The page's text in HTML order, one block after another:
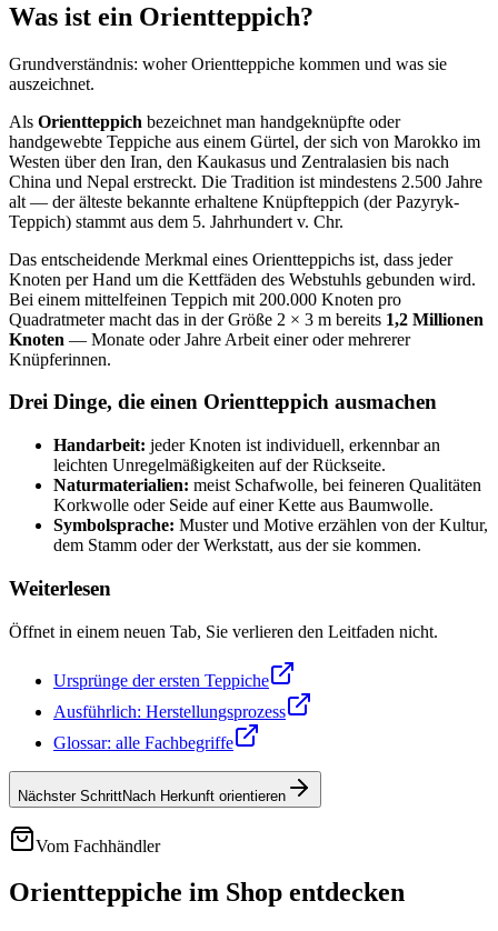
Was ist ein Orientteppich?
Grundverständnis: woher Orientteppiche kommen und was sie
auszeichnet.
Als Orientteppich bezeichnet man handgeknüpfte oder
handgewebte Teppiche aus einem Gürtel, der sich von Marokko im
Westen über den Iran, den Kaukasus und Zentralasien bis nach
China und Nepal erstreckt. Die Tradition ist mindestens 2.500 Jahre
alt — der älteste bekannte erhaltene Knüpfteppich (der Pazyryk-
Teppich) stammt aus dem 5. Jahrhundert v. Chr.
Das entscheidende Merkmal eines Orientteppichs ist, dass jeder
Knoten per Hand um die Kettfäden des Webstuhls gebunden wird.
Bei einem mittelfeinen Teppich mit 200.000 Knoten pro
Quadratmeter macht das in der Größe 2 × 3 m bereits 1,2 Millionen
Knoten — Monate oder Jahre Arbeit einer oder mehrerer
Knüpferinnen.
Drei Dinge, die einen Orientteppich ausmachen
Handarbeit: jeder Knoten ist individuell, erkennbar an
leichten Unregelmäßigkeiten auf der Rückseite.
Naturmaterialien: meist Schafwolle, bei feineren Qualitäten
Korkwolle oder Seide auf einer Kette aus Baumwolle.
Symbolsprache: Muster und Motive erzählen von der Kultur,
dem Stamm oder der Werkstatt, aus der sie kommen.
Weiterlesen
Öffnet in einem neuen Tab, Sie verlieren den Leitfaden nicht.
Ursprünge der ersten Teppiche
Ausführlich: Herstellungsprozess
Glossar: alle Fachbegriffe
Nächster SchrittNach Herkunft orientieren
Vom Fachhändler
Orientteppiche im Shop entdecken